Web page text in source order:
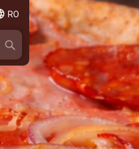
RO